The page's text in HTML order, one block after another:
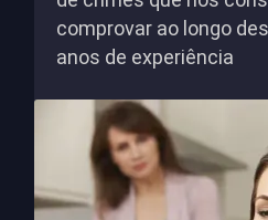
comprovar ao longo
anos de experiência